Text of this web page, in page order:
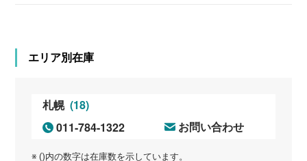
エリア別在庫
札幌 (18)
011-784-1322
お問い合わせ
※ ()内の数字は在庫数を示しています。